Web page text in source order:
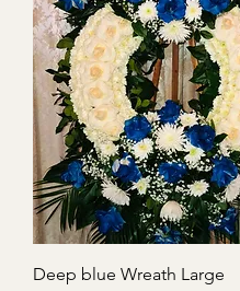
Deep blue Wreath Large